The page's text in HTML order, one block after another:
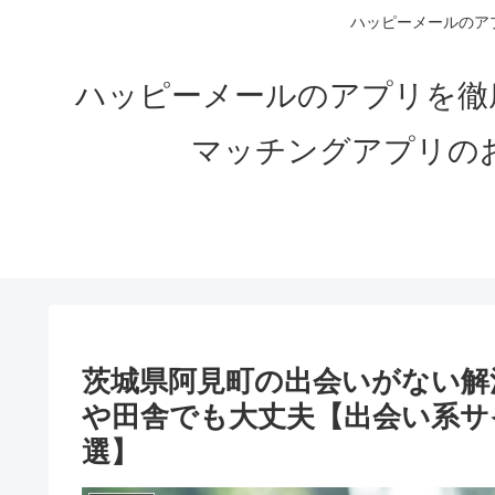
ハッピーメールの
ハッピーメールのアプリを
マッチングアプリ
茨城県阿見町の出会いがない
や田舎でも大丈夫【出会い系
選】